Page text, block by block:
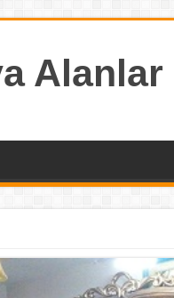
Alanlar